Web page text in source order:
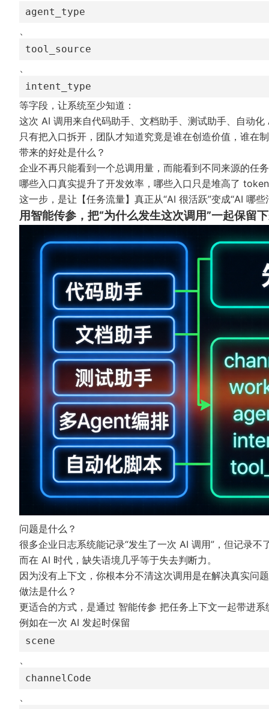
agent_type
tool_source
intent_type
等字段，让系统至少知道：
这次 AI 调用来自代码助手、文档助手、测试助手、自动
只有把入口拆开，团队才知道究竟是谁在创造价值，谁在
带来的好处是什么？
企业不再只能看到一个总调用量，而能看到不同来源的任
哪些入口真实提升了开发效率，哪些入口只是堆高了
这一步，是让【任务流量】真正从“AI 很活跃”变成“AI 哪
用智能传参，把“为什么发生这次调用”一起保留
问题是什么？
很多企业日志系统能记录“发生了一次 AI 调用”，但记录不
而在 AI 时代，缺失语境几乎等于失去判断力。
因为没有上下文，你根本分不清这次调用是在解决真实问
做法是什么？
更适合的方式，是通过 智能传参 把任务上下文一起带进系
例如在一次 AI 发起时保留
scene
、
channelCode
、